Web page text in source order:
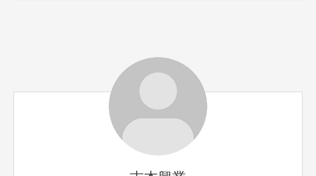
サポーター数 お届け予定日
2025年11月
日時：11/26(水)21:00～22:00
出演者：やました、例えば炎たのうえ
やましたとたのうえがかもさんに見守られながら呑む配信